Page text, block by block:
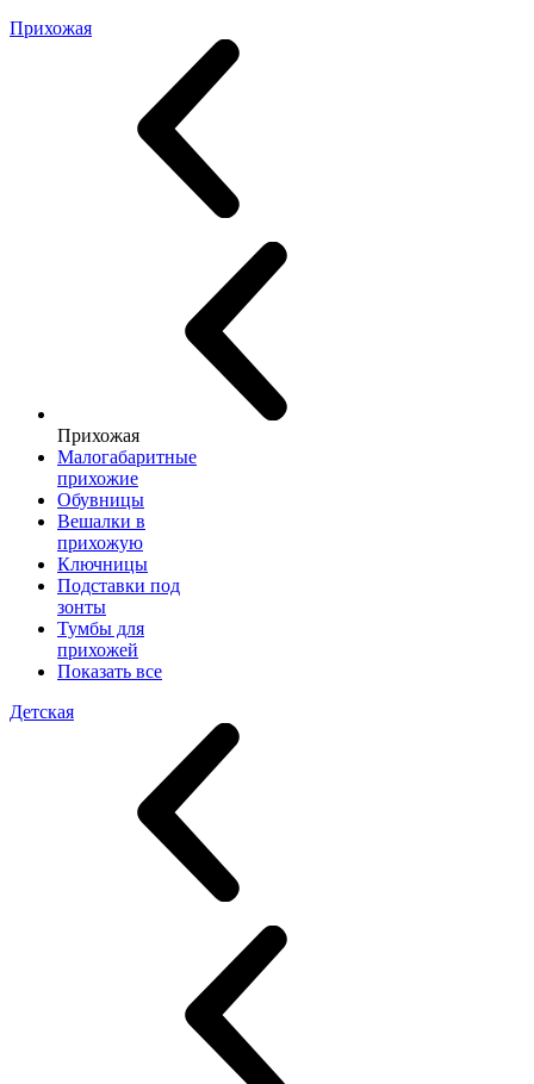
Прихожая
Прихожая
Малогабаритные
прихожие
Обувницы
Вешалки в
прихожую
Ключницы
Подставки под
зонты
Тумбы для
прихожей
Показать все
Детская